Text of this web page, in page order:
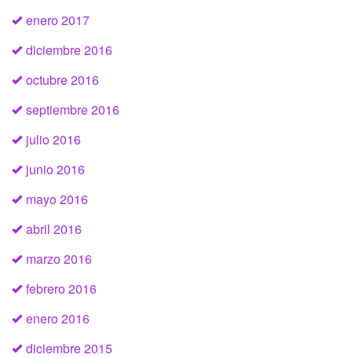
enero 2017
diciembre 2016
octubre 2016
septiembre 2016
julio 2016
junio 2016
mayo 2016
abril 2016
marzo 2016
febrero 2016
enero 2016
diciembre 2015